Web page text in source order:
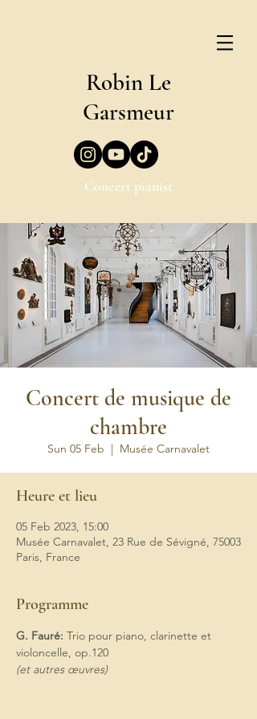
Robin Le
Garsmeur
Concert pianist
Concert de musique de
chambre
Sun 05 Feb
  |
Musée Carnavalet
Heure et lieu
05 Feb 2023, 15:00
Musée Carnavalet, 23 Rue de Sévigné, 75003
Paris, France
Programme
G. Fauré: Trio pour piano, clarinette et
violoncelle, op.120
(et autres œuvres)